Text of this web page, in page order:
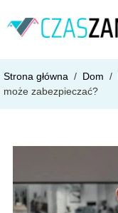
Strona główna / Dom /
może zabezpieczać?